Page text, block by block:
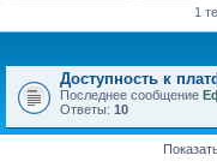
1
Доступность к
Последнее сообщение
Ответы: 10